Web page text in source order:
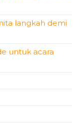
langkah demi
untuk acara